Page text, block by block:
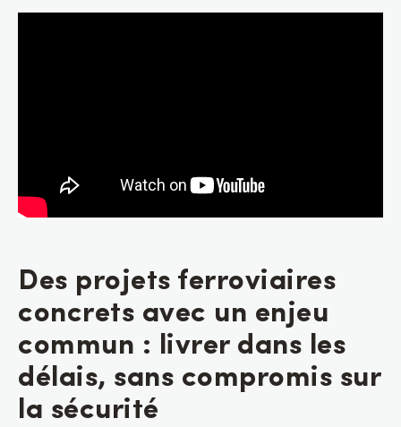
Des projets ferroviaires
concrets avec un enjeu
commun : livrer dans les
délais, sans compromis sur
la sécurité